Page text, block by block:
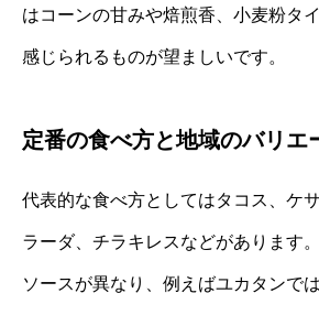
はコーンの甘みや焙煎香、小麦粉タ
感じられるものが望ましいです。
定番の食べ方と地域のバリエ
代表的な食べ方としてはタコス、ケ
ラーダ、チラキレスなどがあります
ソースが異なり、例えばユカタンで